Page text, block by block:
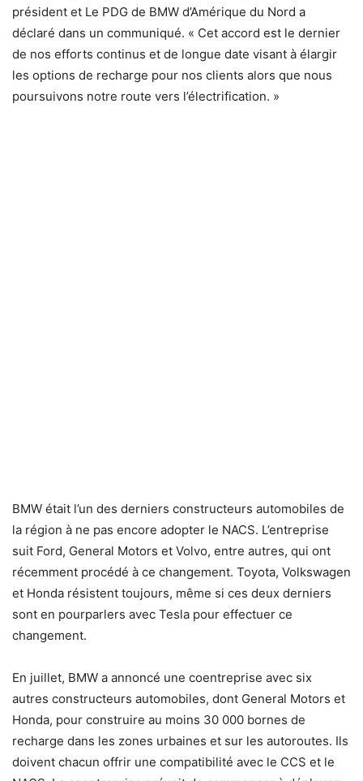
président et Le PDG de BMW d’Amérique du Nord a
déclaré dans un communiqué. « Cet accord est le dernier
de nos efforts continus et de longue date visant à élargir
les options de recharge pour nos clients alors que nous
poursuivons notre route vers l’électrification. »
BMW était l’un des derniers constructeurs automobiles de
la région à ne pas encore adopter le NACS. L’entreprise
suit Ford, General Motors et Volvo, entre autres, qui ont
récemment procédé à ce changement. Toyota, Volkswagen
et Honda résistent toujours, même si ces deux derniers
sont en pourparlers avec Tesla pour effectuer ce
changement.
En juillet, BMW a annoncé une coentreprise avec six
autres constructeurs automobiles, dont General Motors et
Honda, pour construire au moins 30 000 bornes de
recharge dans les zones urbaines et sur les autoroutes. Ils
doivent chacun offrir une compatibilité avec le CCS et le